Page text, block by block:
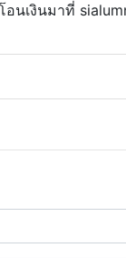
นเงินมาที่